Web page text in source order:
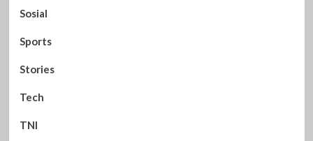
Sosial
Sports
Stories
Tech
TNI